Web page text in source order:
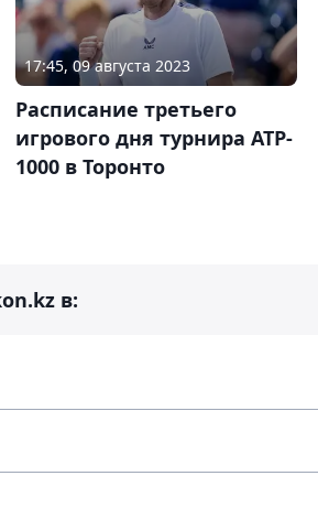
17:45, 09 августа 2023
Расписание третьего
игрового дня турнира ATP-
1000 в Торонто
в: